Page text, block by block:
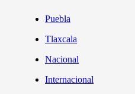
Puebla
Tlaxcala
Nacional
Internacional